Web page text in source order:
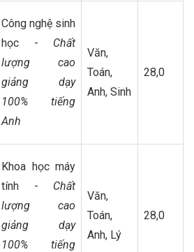
Công nghệ sinh
học - Chất
lượng cao
giảng dạy
100% tiếng
Anh
Văn,
Toán,
Anh, Sinh
28,0
Khoa học máy
tính - Chất
lượng cao
giảng dạy
100% tiếng
Văn,
Toán,
Anh, Lý
28,0